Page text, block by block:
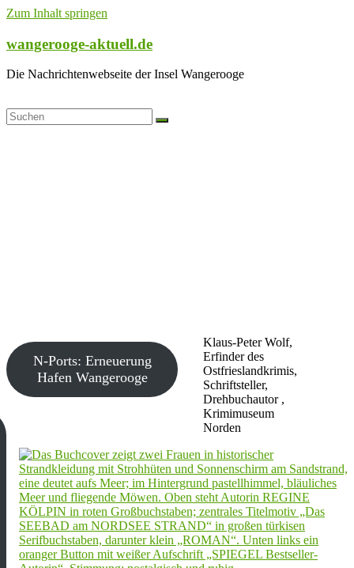
Zum Inhalt springen
wangerooge-aktuell.de
Die Nachrichtenwebseite der Insel Wangerooge
Klaus-Peter Wolf,
Erfinder des
Ostfrieslandkrimis,
Schriftsteller,
Drehbuchautor ,
Krimimuseum
Norden
N-Ports: Erneuerung
Hafen Wangerooge